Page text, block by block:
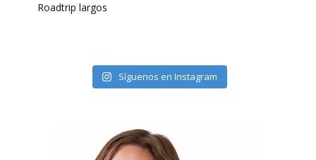
Roadtrip largos
Síguenos en Instagram